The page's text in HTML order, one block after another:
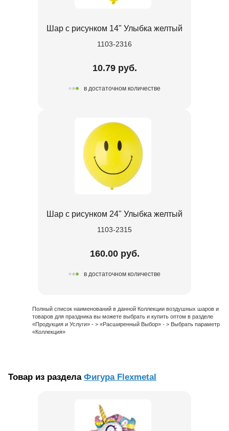
Шар с рисунком 14" Улыбка желтый
1103-2316
10.79 руб.
в достаточном количестве
Шар с рисунком 24" Улыбка желтый
1103-2315
160.00 руб.
в достаточном количестве
Полный список наименований в данной Коллекции воздушных шаров и
товаров для праздника вы можете выбрать и купить оптом в разделе
«Продукция и Услуги» - > «Расширенный Выбор» - > Выбрать параметр
«Коллекция»
Товар из раздела Фигура Flexmetal